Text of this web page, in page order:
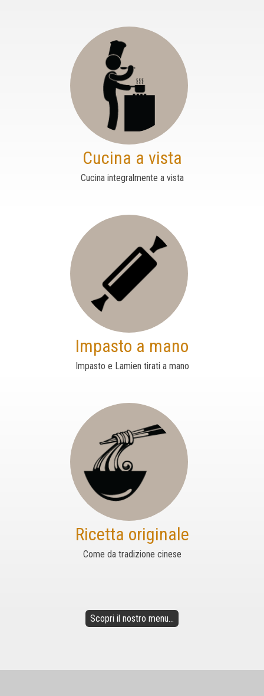
Cucina a vista
Cucina integralmente a vista
Impasto a mano
Impasto e Lamien tirati a mano
Ricetta originale
Come da tradizione cinese
Scopri il nostro menu...